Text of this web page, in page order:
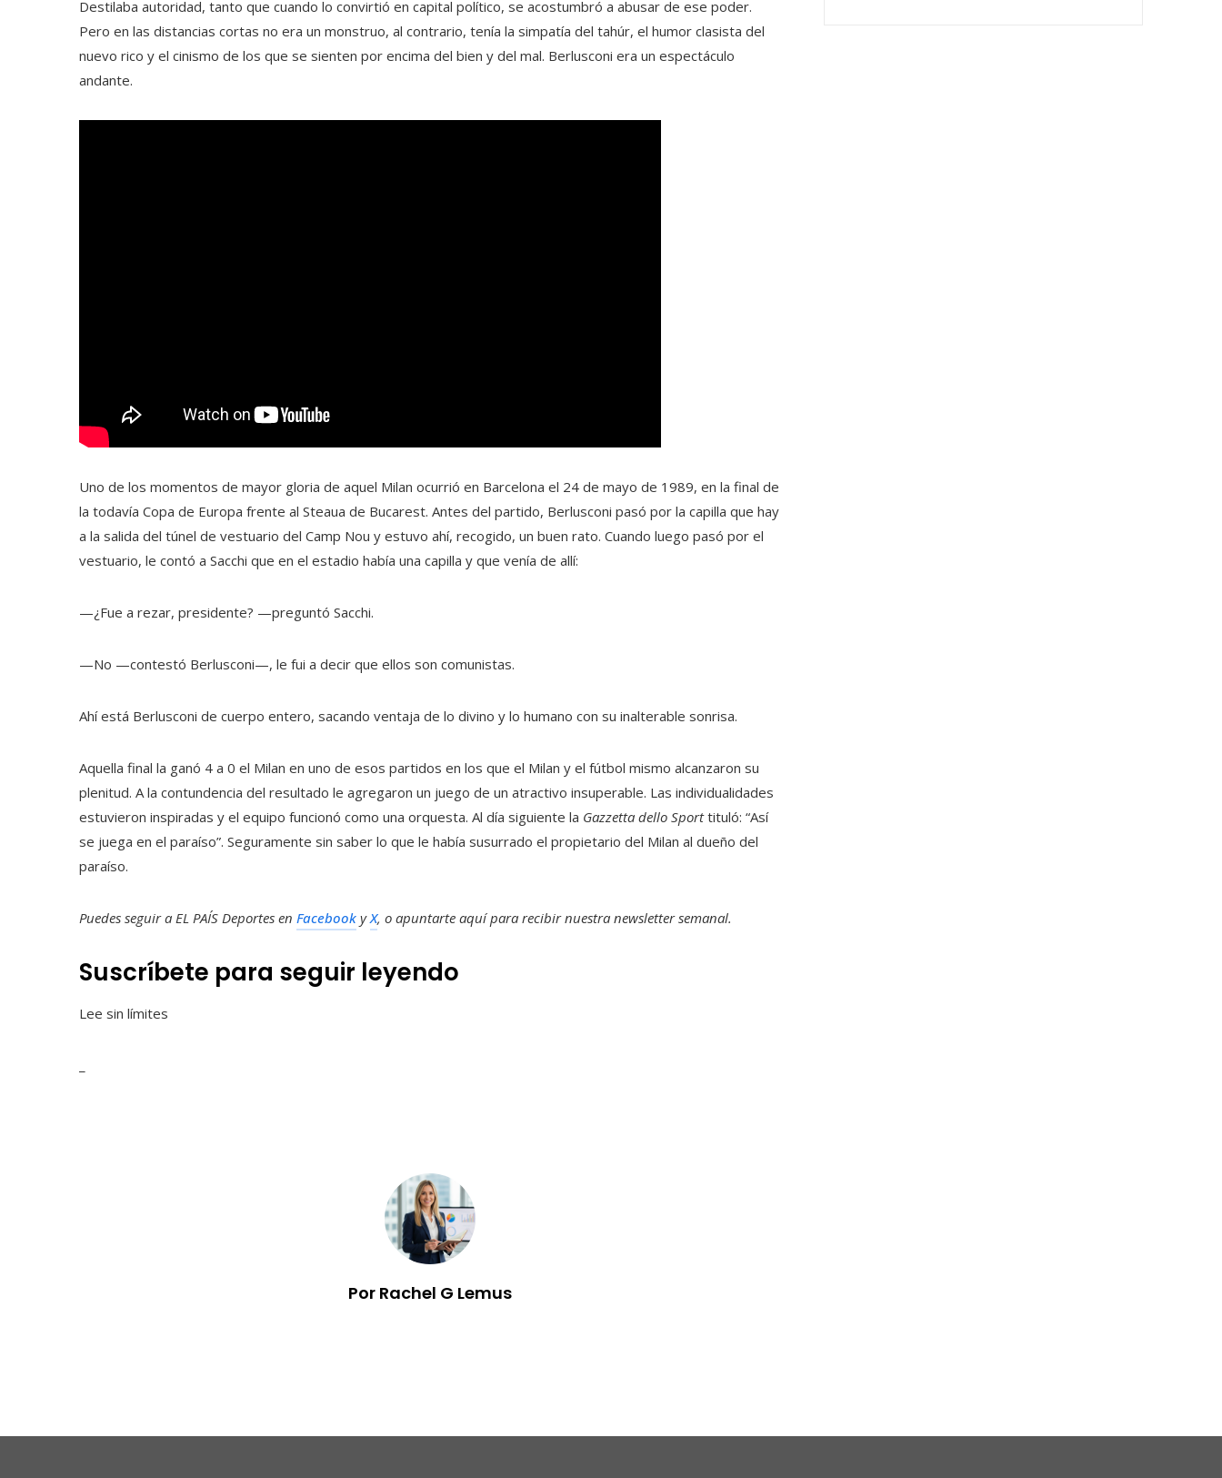
Destilaba autoridad, tanto que cuando lo convirtió en capital político, se acostumbró a abusar de ese poder.
Pero en las distancias cortas no era un monstruo, al contrario, tenía la simpatía del tahúr, el humor clasista del
nuevo rico y el cinismo de los que se sienten por encima del bien y del mal. Berlusconi era un espectáculo
andante.
Uno de los momentos de mayor gloria de aquel Milan ocurrió en Barcelona el 24 de mayo de 1989, en la final de
la todavía Copa de Europa frente al Steaua de Bucarest. Antes del partido, Berlusconi pasó por la capilla que hay
a la salida del túnel de vestuario del Camp Nou y estuvo ahí, recogido, un buen rato. Cuando luego pasó por el
vestuario, le contó a Sacchi que en el estadio había una capilla y que venía de allí:
—¿Fue a rezar, presidente? —preguntó Sacchi.
—No —contestó Berlusconi—, le fui a decir que ellos son comunistas.
Ahí está Berlusconi de cuerpo entero, sacando ventaja de lo divino y lo humano con su inalterable sonrisa.
Aquella final la ganó 4 a 0 el Milan en uno de esos partidos en los que el Milan y el fútbol mismo alcanzaron su
plenitud. A la contundencia del resultado le agregaron un juego de un atractivo insuperable. Las individualidades
estuvieron inspiradas y el equipo funcionó como una orquesta. Al día siguiente la Gazzetta dello Sporttituló: “Así
se juega en el paraíso”. Seguramente sin saber lo que le había susurrado el propietario del Milan al dueño del
paraíso.
Puedes seguir a EL PAÍS Deportes en Facebook yX, o apuntarte aquí para recibirnuestra newsletter semanal.
Suscríbete para seguir leyendo
Lee sin límites
Por Rachel G Lemus